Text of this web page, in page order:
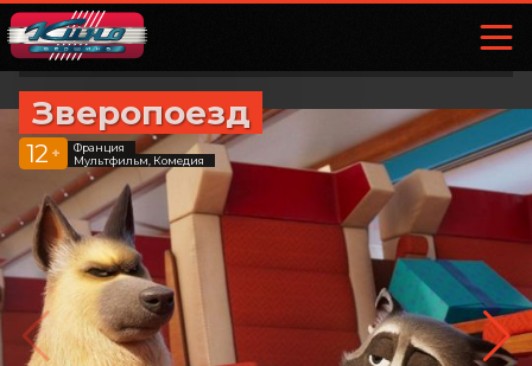
Зверопоезд
12 +
Франция
Мультфильм, Комедия